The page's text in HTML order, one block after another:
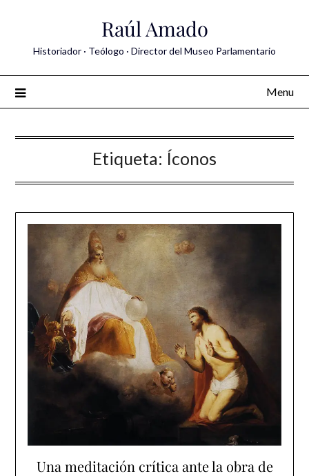
Raúl Amado
Historiador · Teólogo · Director del Museo Parlamentario
Menu
Etiqueta: Íconos
Una meditación crítica ante la obra de